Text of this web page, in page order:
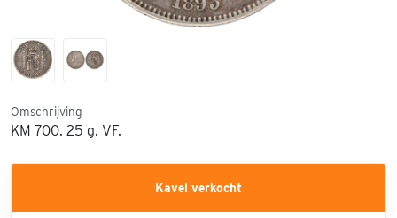
Omschrijving
KM 700. 25 g. VF.
Kavel verkocht